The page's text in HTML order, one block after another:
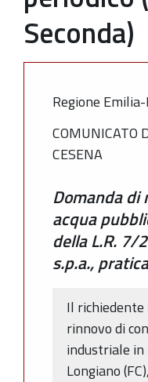
Seconda)
Regione
COMUNICATO
CESENA
Domanda di
acqua
della L.R. 7/
s.p.a.,
Il
rinnovo di
industriale in
Longiano